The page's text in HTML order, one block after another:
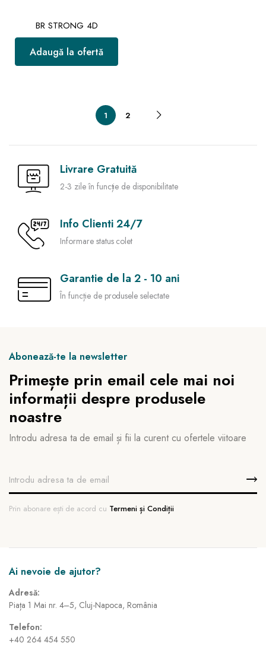
BR STRONG 4D
Adaugă la ofertă
1 2
Livrare Gratuită
2-3 zile în funcție de disponibilitate
Info Clienti 24/7
Informare status colet
Garantie de la 2 - 10 ani
În funcție de produsele selectate
Abonează-te la newsletter
Primește prin email cele mai noi
informații despre produsele
noastre
Introdu adresa ta de email și fii la curent cu ofertele viitoare
Prin abonare ești de acord cu Termeni și Condiții
Ai nevoie de ajutor?
Adresă:
Piața 1 Mai nr. 4–5, Cluj-Napoca, România
Telefon:
+40 264 454 550